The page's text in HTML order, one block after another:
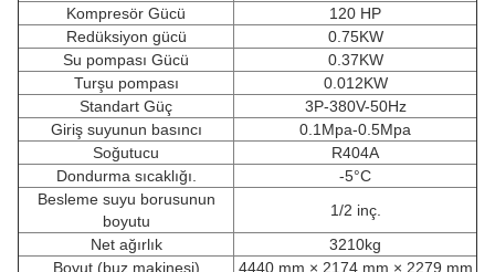
Kompresör Gücü
120 HP
Redüksiyon gücü
0.75KW
Su pompası Gücü
0.37KW
Turşu pompası
0.012KW
Standart Güç
3P-380V-50Hz
Giriş suyunun basıncı
0.1Mpa-0.5Mpa
Soğutucu
R404A
Dondurma sıcaklığı.
-5°C
Besleme suyu borusunun
boyutu
1/2 inç.
Net ağırlık
3210kg
Boyut (buz makinesi)
4440 mm × 2174 mm × 2279 mm